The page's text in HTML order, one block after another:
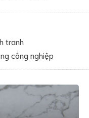
tranh
công nghiệp